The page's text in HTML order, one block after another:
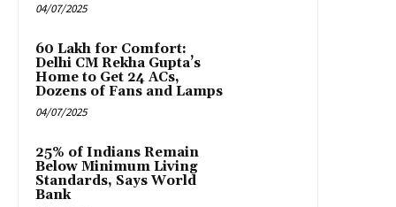
04/07/2025
₹60 Lakh for Comfort:
Delhi CM Rekha Gupta’s
Home to Get 24 ACs,
Dozens of Fans and Lamps
04/07/2025
25% of Indians Remain
Below Minimum Living
Standards, Says World
Bank